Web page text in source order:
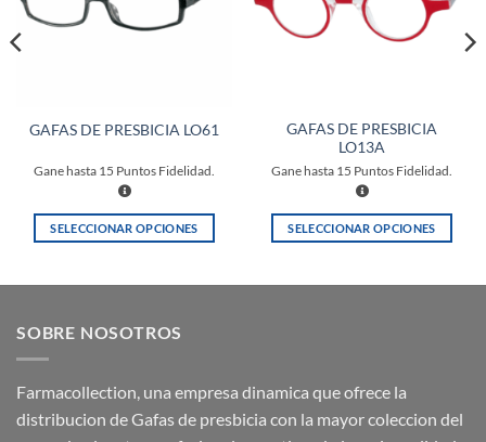
GAFAS DE PRESBICIA LO61
Gane hasta 15 Puntos Fidelidad.
SELECCIONAR OPCIONES
variantes.
opciones
se
GAFAS DE PRESBICIA
LO13A
Gane hasta 15 Puntos Fidelidad.
SELECCIONAR OPCIONES
opciones
SOBRE NOSOTROS
Farmacollection, una empresa dinamica que ofrece la
distribucion de Gafas de presbicia con la mayor coleccion del